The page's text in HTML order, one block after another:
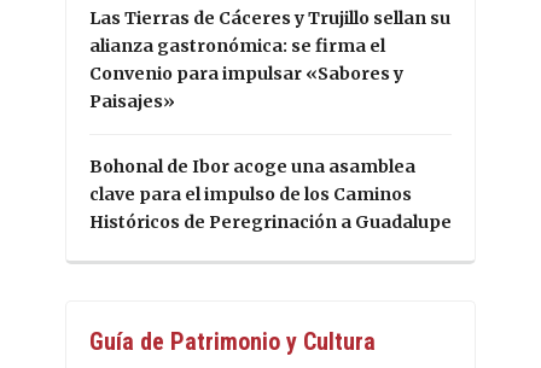
Las Tierras de Cáceres y Trujillo sellan su
alianza gastronómica: se firma el
Convenio para impulsar «Sabores y
Paisajes»
Bohonal de Ibor acoge una asamblea
clave para el impulso de los Caminos
Históricos de Peregrinación a Guadalupe
Guía de Patrimonio y Cultura